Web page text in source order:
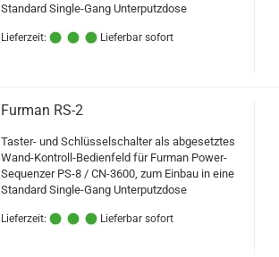
Standard Single-Gang Unterputzdose
Lieferzeit: Lieferbar sofort
Furman RS-2
Taster- und Schlüsselschalter als abgesetztes
Wand-Kontroll-Bedienfeld für Furman Power-
Sequenzer PS-8 / CN-3600, zum Einbau in eine
Standard Single-Gang Unterputzdose
Lieferzeit: Lieferbar sofort